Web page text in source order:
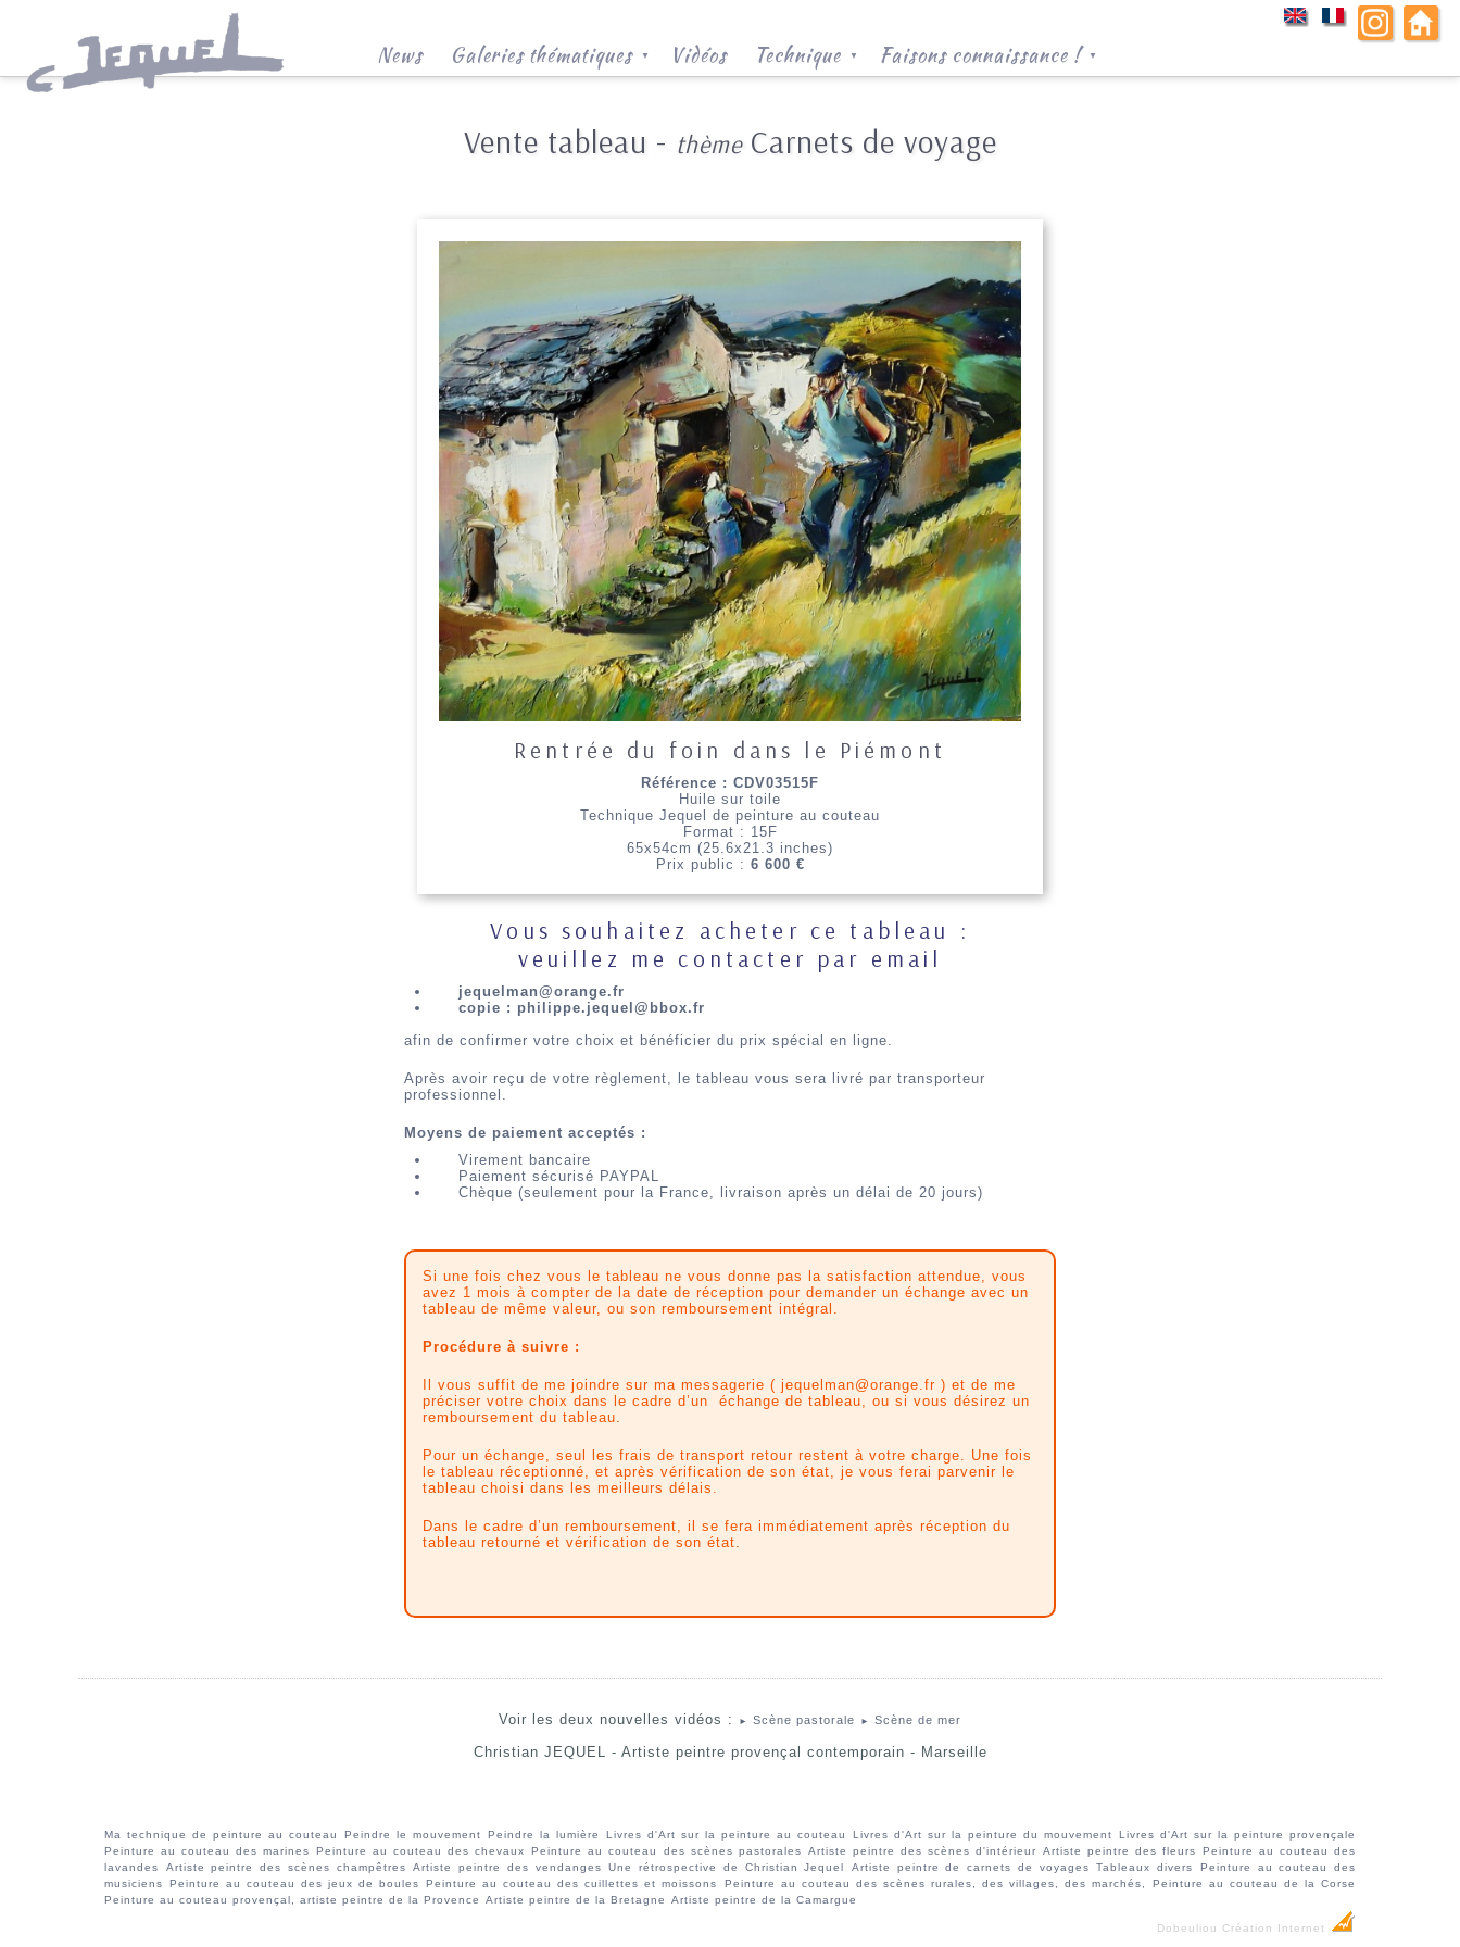
News Galeries thématiques ▼ Vidéos Technique ▼ Faisons connaissance ! ▼
Vente tableau - thèmeCarnets de voyage
Rentrée du foin dans le Piémont
Référence : CDV03515F
Huile sur toile
Technique Jequel de peinture au couteau
Format : 15F
65x54cm (25.6x21.3 inches)
Prix public : 6 600 €
Vous souhaitez acheter ce tableau :
veuillez me contacter par email
jequelman@orange.fr
copie : philippe.jequel@bbox.fr
afin de confirmer votre choix et bénéficier du prix spécial en ligne.
Après avoir reçu de votre règlement, le tableau vous sera livré par transporteur
professionnel.
Moyens de paiement acceptés :
Virement bancaire
Paiement sécurisé PAYPAL
Chèque (seulement pour la France, livraison après un délai de 20 jours)
Si une fois chez vous le tableau ne vous donne pas la satisfaction attendue, vous
avez 1 mois à compter de la date de réception pour demander un échange avec un
tableau de même valeur, ou son remboursement intégral.
Procédure à suivre :
Il vous suffit de me joindre sur ma messagerie ( jequelman@orange.fr ) et de me
préciser votre choix dans le cadre d’un échange de tableau, ou si vous désirez un
remboursement du tableau.
Pour un échange, seul les frais de transport retour restent à votre charge. Une fois
le tableau réceptionné, et après vérification de son état, je vous ferai parvenir le
tableau choisi dans les meilleurs délais.
Dans le cadre d’un remboursement, il se fera immédiatement après réception du
tableau retourné et vérification de son état.
Voir les deux nouvelles vidéos : ► Scène pastorale ► Scène de mer
Christian JEQUEL - Artiste peintre provençal contemporain - Marseille
Ma technique de peinture au couteau Peindre le mouvement Peindre la lumière Livres d'Art sur la peinture au couteau Livres d'Art sur la peinture du mouvement
Livres d'Art sur la peinture provençale
Peinture au couteau des marines
Peinture au couteau des chevaux Peinture au couteau des scènes pastorales Artiste peintre des scènes d'intérieur Artiste peintre des fleurs
Peinture au couteau des
lavandes
Artiste peintre des scènes champêtres Artiste peintre des vendanges Une rétrospective de Christian Jequel Artiste peintre de carnets de voyages Tableaux divers
Peinture au couteau des
musiciens
Peinture au couteau des jeux de boules Peinture au couteau des cuillettes et moissons Peinture au couteau des scènes rurales, des villages, des marchés,
Peinture au couteau de la Corse
Peinture au couteau provençal, artiste peintre de la Provence
Artiste peintre de la Bretagne Artiste peintre de la Camargue
Dobeuliou Création Internet